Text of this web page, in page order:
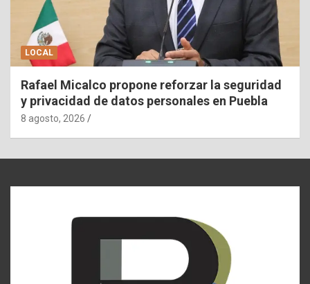
LOCAL
Rafael Micalco propone reforzar la seguridad
y privacidad de datos personales en Puebla
8 agosto, 2026